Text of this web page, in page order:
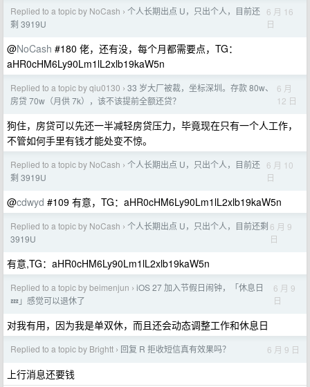
Replied to a topic by NoCash › 个人长期出点 U，只出个人，目前还
剩 3919U
6 月 16
日
@NoCash #180 佬，还有没，每个月都需要点，TG：
aHR0cHM6Ly90Lm1lL2xlb19kaW5n
Replied to a topic by qiu0130 › 33 岁大厂被裁，坐标深圳。存款 80w、
房贷 70w（月供 7k），该不该提前全额还贷？
6 月
12 日
狗住，房贷可以先还一半减轻房贷压力，毕竟现在只有一个人工作，
不管如何手里有钱才能处变不惊。
Replied to a topic by NoCash › 个人长期出点 U，只出个人，目前还
剩 3919U
6 月 10
日
@cdwyd #109 有意，TG：aHR0cHM6Ly90Lm1lL2xlb19kaW5n
Replied to a topic by NoCash › 个人长期出点 U，只出个人，目前还剩
3919U
6 月 9
日
有意,TG：aHR0cHM6Ly90Lm1lL2xlb19kaW5n
Replied to a topic by beimenjun › iOS 27 加入节假日闹钟，「休息日
💤」感觉可以退休了
6 月 9
日
对我有用，因为我是单双休，而且还会动态调整工作和休息日
Replied to a topic by Brightt › 回复 R 拒收短信真有效果吗？ 6 月 9 日
上行消息还要钱